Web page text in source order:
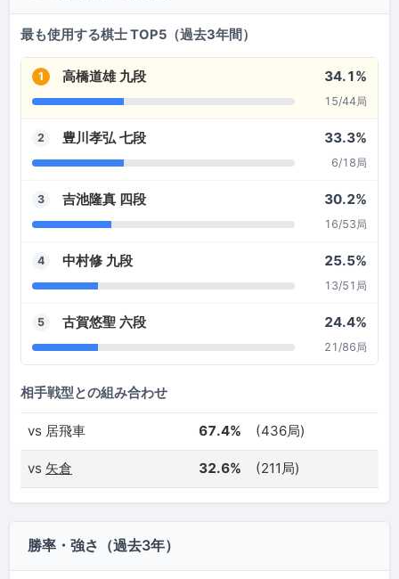
最も使用する棋士 TOP5（過去3年間）
1 高橋道雄 九段 34.1%
15/44局
2 豊川孝弘 七段 33.3%
6/18局
3 吉池隆真 四段 30.2%
16/53局
4 中村修 九段 25.5%
13/51局
5 古賀悠聖 六段 24.4%
21/86局
相手戦型との組み合わせ
vs 居飛車 67.4% (436局)
vs 矢倉 32.6% (211局)
勝率・強さ（過去3年）